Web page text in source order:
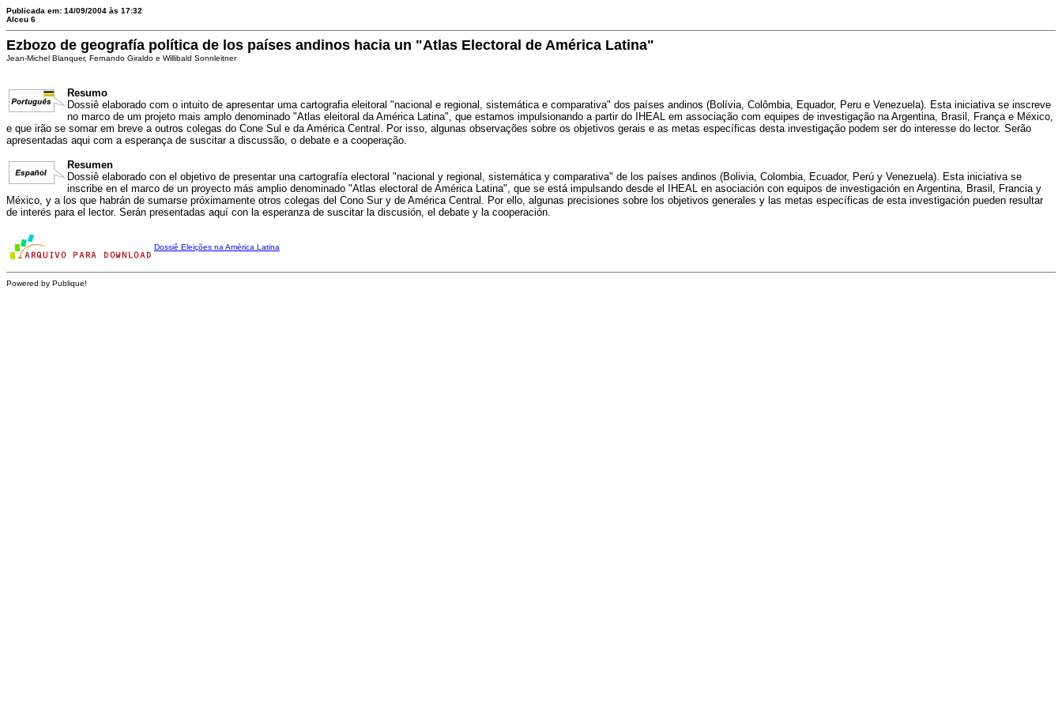
Publicada em: 14/09/2004 às 17:32
Alceu 6
Ezbozo de geografía política de los países andinos hacia un "Atlas Electoral de América Latina"
Jean-Michel Blanquer, Fernando Giraldo e Willibald Sonnleitner
Resumo
Dossiê elaborado com o intuito de apresentar uma cartografia eleitoral "nacional e regional, sistemática e comparativa" dos países andinos (Bolívia, Colômbia, Equador, Peru e Venezuela). Esta iniciativa se inscreve
no marco de um projeto mais amplo denominado "Atlas eleitoral da América Latina", que estamos impulsionando a partir do IHEAL em associação com equipes de investigação na Argentina, Brasil, França e México,
e que irão se somar em breve a outros colegas do Cone Sul e da América Central. Por isso, algunas observações sobre os objetivos gerais e as metas específicas desta investigação podem ser do interesse do lector. Serão
apresentadas aqui com a esperança de suscitar a discussão, o debate e a cooperação.
Resumen
Dossiê elaborado con el objetivo de presentar una cartografía electoral "nacional y regional, sistemática y comparativa" de los países andinos (Bolivia, Colombia, Ecuador, Perú y Venezuela). Esta iniciativa se
inscribe en el marco de un proyecto más amplio denominado "Atlas electoral de América Latina", que se está impulsando desde el IHEAL en asociación con equipos de investigación en Argentina, Brasil, Francia y
México, y a los que habrán de sumarse próximamente otros colegas del Cono Sur y de América Central. Por ello, algunas precisiones sobre los objetivos generales y las metas específicas de esta investigación pueden resultar
de interés para el lector. Serán presentadas aquí con la esperanza de suscitar la discusión, el debate y la cooperación.
Dossiê Eleições na América Latina
Powered by Publique!